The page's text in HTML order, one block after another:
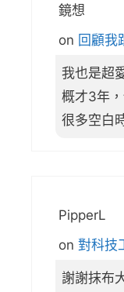
鏡想
on 回顧我
我也是超
概才3年
很多空白
PipperL
on 對科技
謝謝抹布